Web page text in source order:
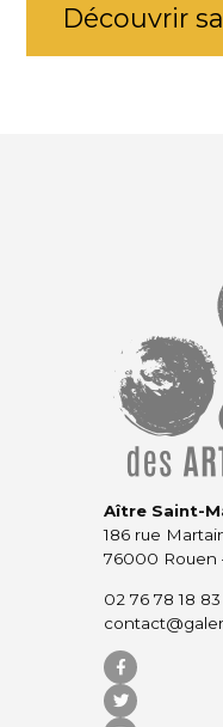
Découvrir
Aître Saint-
186 rue
76000 Rouen
02 76 78 18 83